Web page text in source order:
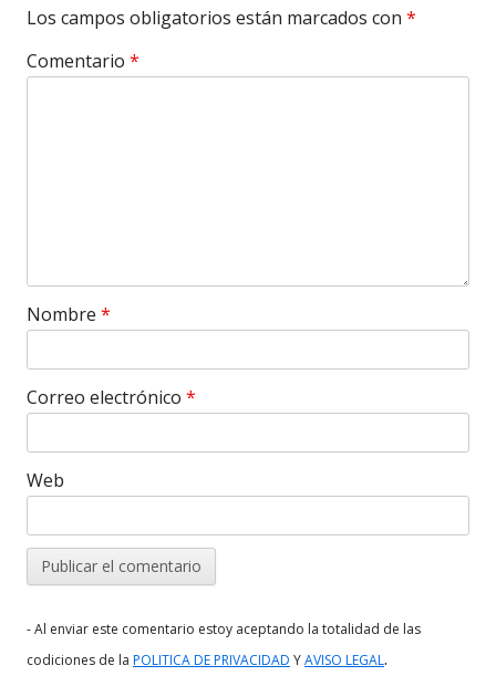
Los campos obligatorios están marcados con *
Comentario *
Nombre *
Correo electrónico *
Web
- Al enviar este comentario estoy aceptando la totalidad de las
codiciones de la POLITICA DE PRIVACIDAD YAVISO LEGAL.